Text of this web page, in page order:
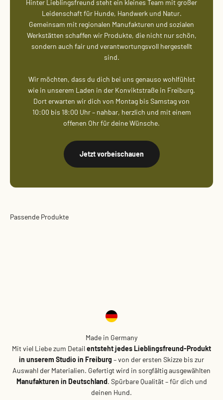
Hinter Lieblingsfreund steht ein kleines Team mit großer
Leidenschaft für Hunde, Handwerk und Natur.
Gemeinsam mit regionalen Manufakturen und sozialen
Werkstätten schaffen wir Produkte, die nicht nur schön,
sondern auch fair und verantwortungsvoll hergestellt
sind.
Wir möchten, dass du dich bei uns genauso wohlfühlst
wie in unserem Laden in der Konviktstraße in Freiburg.
Dort erwarten wir dich von Montag bis Samstag von
10:00 bis 18:00 Uhr – nahbar, herzlich und mit einem
offenen Ohr für deine Wünsche.
Jetzt vorbeischauen
Made in Germany
Mit viel Liebe zum Detailentsteht jedes Lieblingsfreund-Produkt
in unserem Studio in Freiburg – von der ersten Skizze bis zur
Auswahl der Materialien. Gefertigt wird in sorgfältig ausgewählten
Manufakturen in Deutschland. Spürbare Qualität – für dich und
deinen Hund.